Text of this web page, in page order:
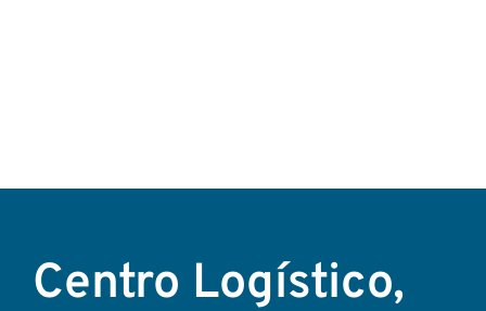
Centro Logístico,